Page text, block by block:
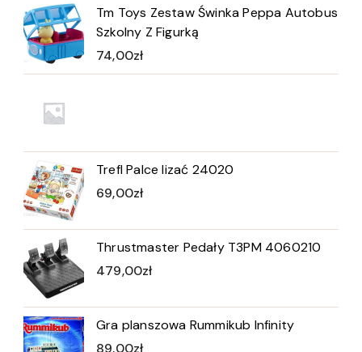
Tm Toys Zestaw Świnka Peppa Autobus
Szkolny Z Figurką
74,00zł
Trefl Palce lizać 24020
69,00zł
Thrustmaster Pedały T3PM 4060210
479,00zł
Gra planszowa Rummikub Infinity